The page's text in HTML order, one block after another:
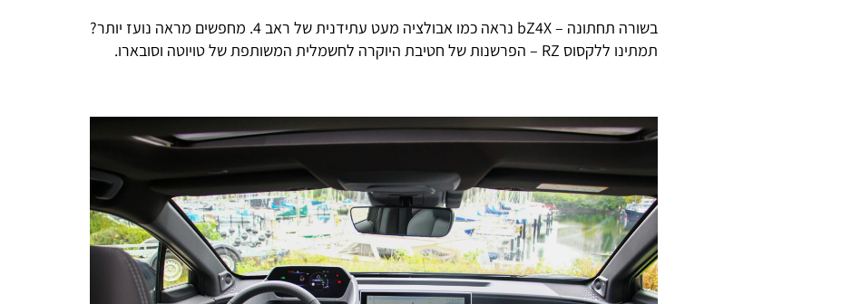
בשורה תחתונה – bZ4X נראה כמו אבולציה מעט עתידנית של ראב 4. מחפשים מראה נועז יותר?
תמתינו ללקסוס RZ – הפרשנות של חטיבת היוקרה לחשמלית המשותפת של טויוטה וסובארו.